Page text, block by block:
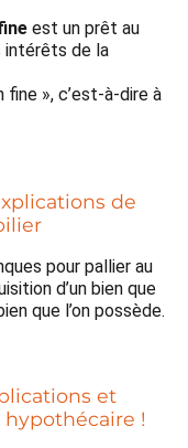
est un prêt au
intérêts de la
», c’est-à-dire à
de
pour pallier au
d’un bien que
que l’on possède.
et
hypothécaire !